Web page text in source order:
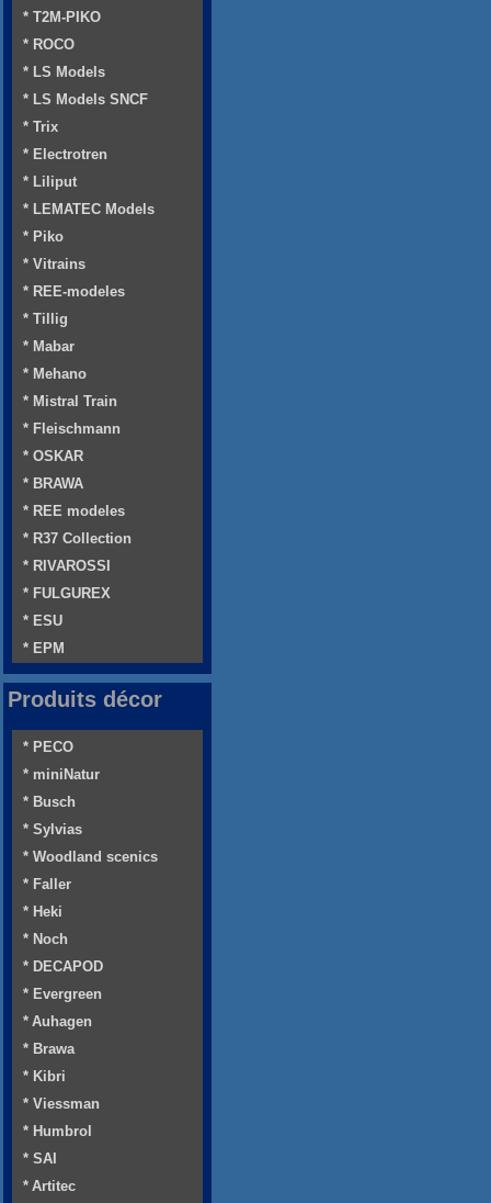
* T2M-PIKO
* ROCO
* LS Models
* LS Models SNCF
* Trix
* Electrotren
* Liliput
* LEMATEC Models
* Piko
* Vitrains
* REE-modeles
* Tillig
* Mabar
* Mehano
* Mistral Train
* Fleischmann
* OSKAR
* BRAWA
* REE modeles
* R37 Collection
* RIVAROSSI
* FULGUREX
* ESU
* EPM
Produits décor
* PECO
* miniNatur
* Busch
* Sylvias
* Woodland scenics
* Faller
* Heki
* Noch
* DECAPOD
* Evergreen
* Auhagen
* Brawa
* Kibri
* Viessman
* Humbrol
* SAI
* Artitec